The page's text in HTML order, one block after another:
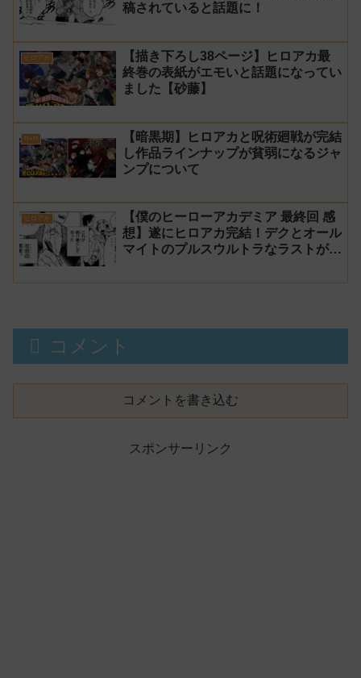
稿されていると話題に！
ヒロアカ
【描き下ろし38ページ】ヒロアカ最
終巻の表紙がエモいと話題になってい
ました【砂藤】
H×H
【暗黒期】ヒロアカと呪術廻戦が完結
し作品ラインナップが貧弱になるジャ
ンプについて
ヒロアカ
【僕のヒーローアカデミア 最終回 感
想】遂にヒロアカ完結！デクとオール
マイトのプルスウルトラなラストが素
コメント
コメントを書き込む
スポンサーリンク